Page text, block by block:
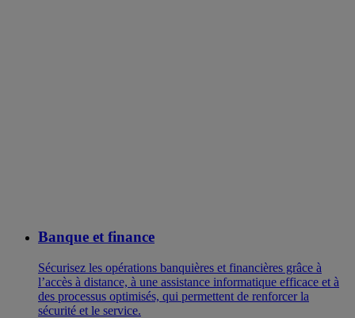
Banque et finance
Sécurisez les opérations banquières et financières grâce à
l’accès à distance, à une assistance informatique efficace et à
des processus optimisés, qui permettent de renforcer la
sécurité et le service.